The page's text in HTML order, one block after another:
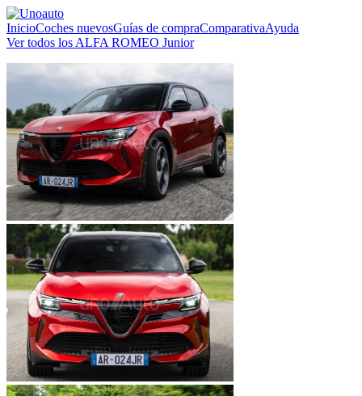
InicioCoches nuevosGuías de compraComparativaAyuda
Ver todos los ALFA ROMEO Junior